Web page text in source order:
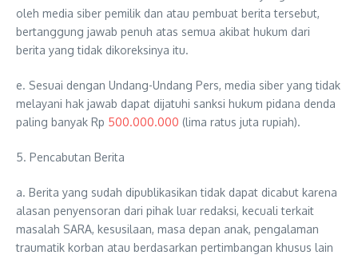
oleh media siber pemilik dan atau pembuat berita tersebut,
bertanggung jawab penuh atas semua akibat hukum dari
berita yang tidak dikoreksinya itu.
e. Sesuai dengan Undang-Undang Pers, media siber yang tidak
melayani hak jawab dapat dijatuhi sanksi hukum pidana denda
paling banyak Rp 500.000.000 (lima ratus juta rupiah).
5. Pencabutan Berita
a. Berita yang sudah dipublikasikan tidak dapat dicabut karena
alasan penyensoran dari pihak luar redaksi, kecuali terkait
masalah SARA, kesusilaan, masa depan anak, pengalaman
traumatik korban atau berdasarkan pertimbangan khusus lain